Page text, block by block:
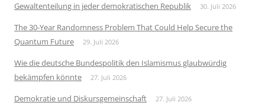
Gewaltenteilung in jeder demokratischen Republik
30. Juli 2026
The 30-Year Randomness Problem That Could Help Secure the
Quantum Future
29. Juli 2026
Wie die deutsche Bundespolitik den Islamismus glaubwürdig
bekämpfen könnte
27. Juli 2026
Demokratie und Diskursgemeinschaft 27. Juli 2026